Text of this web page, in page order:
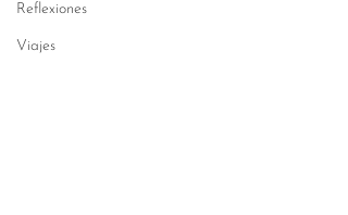
Reflexiones
Viajes